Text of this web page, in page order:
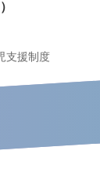
支援制度